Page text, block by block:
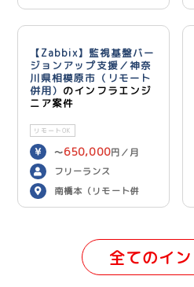
【Zabbix】監視基盤バー
ジョンアップ支援／神奈
川県相模原市（リモート
併用） のインフラエンジ
ニア案件
リモートOK
〜650,000円／月
フリーランス
南橋本（リモート併
用）
全てのイ